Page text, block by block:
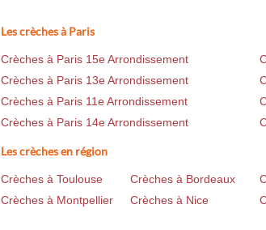
Les crèches à Paris
Crèches à Paris 15e Arrondissement
Crèches à Paris 13e Arrondissement
Crèches à Paris 11e Arrondissement
Crèches à Paris 14e Arrondissement
Les crèches en région
Crèches à Toulouse Crèches à Bordeaux
Crèches à Montpellier
Crèches à Nice